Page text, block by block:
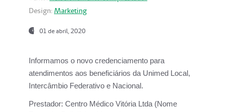
Design: Marketing
01 de abril, 2020
Informamos o novo credenciamento para
atendimentos aos beneficiários da Unimed Local,
Intercâmbio Federativo e Nacional.
Prestador: Centro Médico Vitória Ltda (Nome